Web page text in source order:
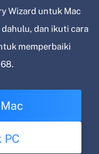
Wizard untuk Mac
dan ikuti cara
memperbaiki
PC